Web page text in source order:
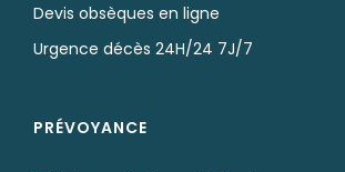
Devis obsèques en ligne
Urgence décès 24H/24 7J/7
PRÉVOYANCE